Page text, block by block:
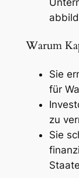
Warum
Sie
für
zu
Sie